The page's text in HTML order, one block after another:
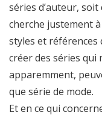
séries d’auteur,
cherche justement
styles et références
créer des séries qui
apparemment,
que série de mode.
Et en ce qui